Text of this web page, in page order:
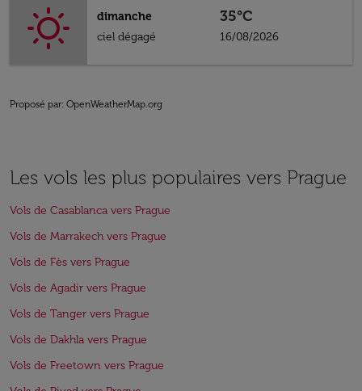
dimanche
ciel dégagé
35°C
16/08/2026
Proposé par: OpenWeatherMap.org
Les vols les plus populaires vers Prague
Vols de Casablanca vers Prague
Vols de Marrakech vers Prague
Vols de Fès vers Prague
Vols de Agadir vers Prague
Vols de Tanger vers Prague
Vols de Dakhla vers Prague
Vols de Freetown vers Prague